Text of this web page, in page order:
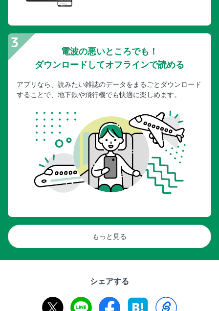
電波の悪いところでも！
ダウンロードしてオフラインで読める
アプリなら、読みたい雑誌のデータをまるごとダウンロード
することで、地下鉄や飛行機でも快適に楽しめます。
もっと見る
シェアする